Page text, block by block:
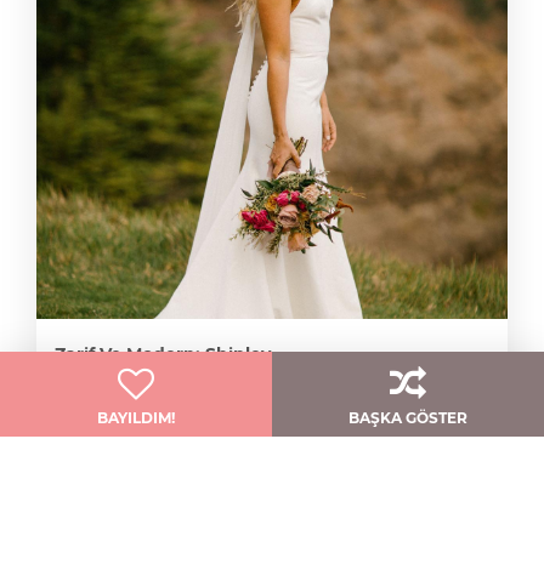
BAYILDIM! BAŞKA GÖSTER
Zarif Ve Modern: Shipley
Jenny Yoo